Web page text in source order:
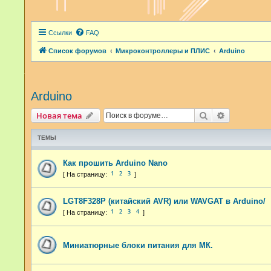
Ссылки FAQ
Список форумов Микроконтроллеры и ПЛИС Arduino
Arduino
Новая тема Поиск
ТЕМЫ
Как прошить Arduino Nano
1 2 3
LGT8F328P (китайский AVR) или WAVGAT в Arduino/
1 2 3 4
Миниатюрные блоки питания для МК.